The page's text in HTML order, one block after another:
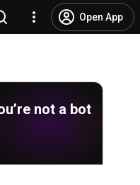
Open App
not a bot